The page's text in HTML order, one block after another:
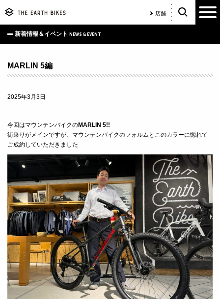
店舗
新着情報＆イベント NEWS & EVENT
MARLIN 5編
2025年3月3日
今回はマウンテンバイクのMARLIN 5!!
街乗りがメインですが、マウンテンバイクのフォルムとこのカラーに惚れて
ご成約していただきました